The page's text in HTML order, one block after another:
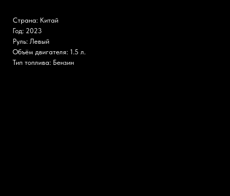
Страна: Китай
Год: 2023
Руль: Левый
Объём двигателя: 1.5 л.
Тип топлива: Бензин